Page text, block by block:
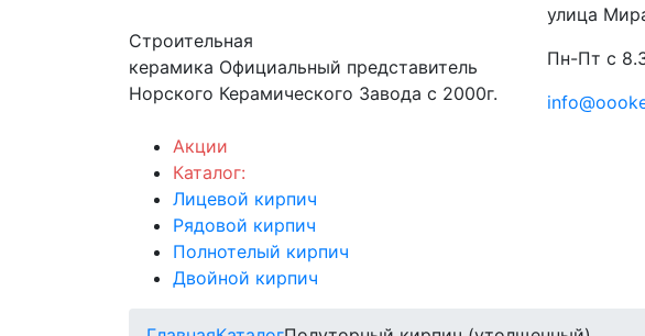
Строительная
керамика Официальный представитель
Норского Керамического Завода с 2000г.
улица
Пн-Пт с
Акции
Каталог:
Лицевой кирпич
Рядовой кирпич
Полнотелый кирпич
Двойной кирпич